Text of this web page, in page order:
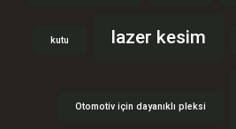
kutu lazer kesim
Otomotiv için dayanıklı pleksi